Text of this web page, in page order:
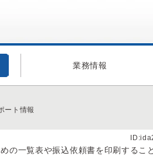
業務情報
ート情報
の一覧表や振込依頼書を印刷するこ